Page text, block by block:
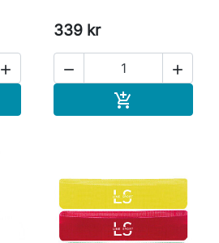

339 kr
 
